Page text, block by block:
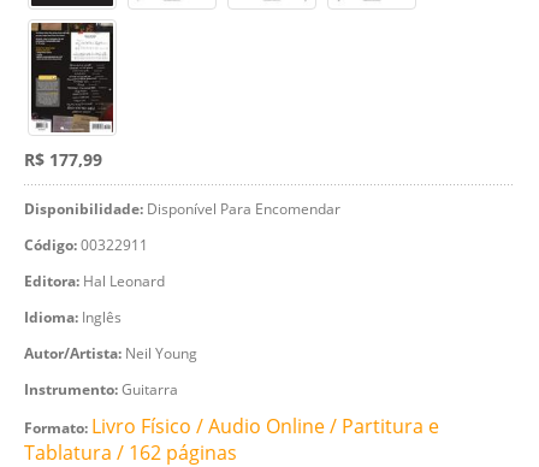
R$ 177,99
Disponibilidade: Disponível Para Encomendar
Código:00322911
Editora: Hal Leonard
Idioma: Inglês
Autor/Artista: Neil Young
Instrumento:Guitarra
Formato: Livro Físico / Audio Online / Partitura e
Tablatura / 162 páginas